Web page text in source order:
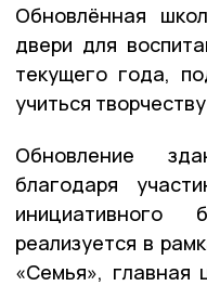
Обновлённая
двери для
текущего года,
учиться
Обновление
благодаря
инициативного
реализуется в
«Семья», главная